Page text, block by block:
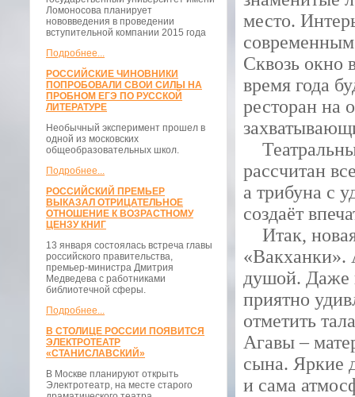
Ломоносова планирует
нововведения в проведении
вступительной компании 2015 года
Подробнее...
РОССИЙСКИЕ ЧИНОВНИКИ
ПОПРОБОВАЛИ СВОИ СИЛЫ НА
ПРОБНОМ ЕГЭ ПО РУССКОЙ
ЛИТЕРАТУРЕ
Необычный эксперимент прошел в
одной из московских
общеобразовательных школ.
Подробнее...
РОССИЙСКИЙ ПРЕМЬЕР
ВЫКАЗАЛ ОТРИЦАТЕЛЬНОЕ
ОТНОШЕНИЕ К ВОЗРАСТНОМУ
ЦЕНЗУ КНИГ
13 января состоялась встреча главы
российского правительства,
премьер-министра Дмитрия
Медведева с работниками
библиотечной сферы.
Подробнее...
В СТОЛИЦЕ РОССИИ ПОЯВИТСЯ
ЭЛЕКТРОТЕАТР
«СТАНИСЛАВСКИЙ»
В Москве планируют открыть
Электротеатр, на месте старого
место.
Сквозь окно
время года
ресторан на
рассчитан
а трибуна с
создаёт
Итак, новая
«Вакханки».
душой. Даже
приятно
отметить
Агавы –
сына. Яркие
и сама